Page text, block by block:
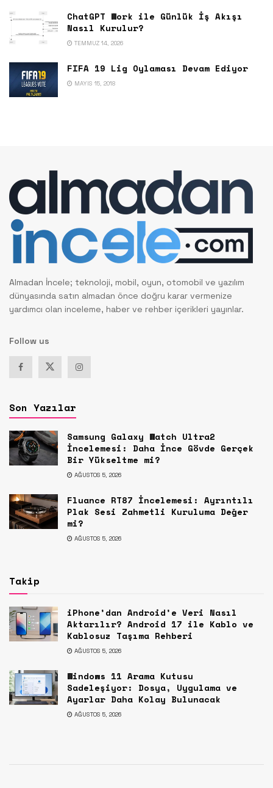
ChatGPT Work ile Günlük İş Akışı
Nasıl Kurulur?
TEMMUZ 14, 2026
FIFA 19 Lig Oylaması Devam Ediyor
MAYIS 15, 2018
Almadan İncele; teknoloji, mobil, oyun, otomobil ve yazılım
dünyasında satın almadan önce doğru karar vermenize
yardımcı olan inceleme, haber ve rehber içerikleri yayınlar.
Follow us
Son Yazılar
Samsung Galaxy Watch Ultra2
İncelemesi: Daha İnce Gövde Gerçek
Bir Yükseltme mi?
AĞUSTOS 5, 2026
Fluance RT87 İncelemesi: Ayrıntılı
Plak Sesi Zahmetli Kuruluma Değer
mi?
AĞUSTOS 5, 2026
Takip
iPhone’dan Android’e Veri Nasıl
Aktarılır? Android 17 ile Kablo ve
Kablosuz Taşıma Rehberi
AĞUSTOS 5, 2026
Windows 11 Arama Kutusu
Sadeleşiyor: Dosya, Uygulama ve
Ayarlar Daha Kolay Bulunacak
AĞUSTOS 5, 2026